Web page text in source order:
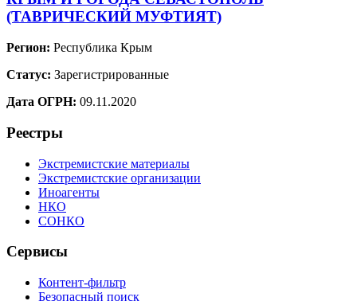
(ТАВРИЧЕСКИЙ МУФТИЯТ)
Регион: Республика Крым
Статус: Зарегистрированные
Дата ОГРН: 09.11.2020
Реестры
Экстремистские материалы
Экстремистские организации
Иноагенты
НКО
СОНКО
Сервисы
Контент-фильтр
Безопасный поиск